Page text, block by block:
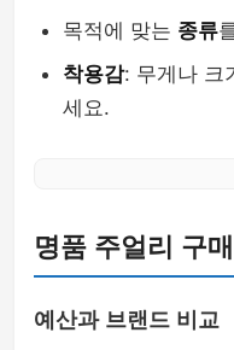
목적에 맞는 종류
착용감: 무게나 크
세요.
명품 주얼리 구
예산과 브랜드 비교